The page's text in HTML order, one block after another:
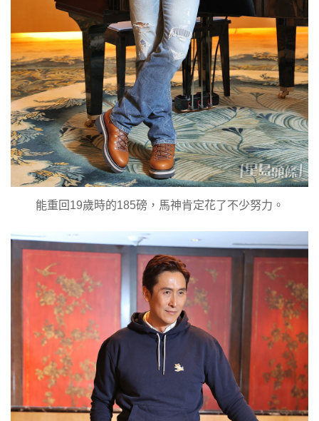
能重回19歲時的185磅，馬神肯定花了不少努力。